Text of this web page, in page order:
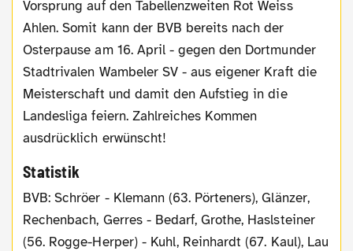
Vorsprung auf den Tabellenzweiten Rot Weiss
Ahlen. Somit kann der BVB bereits nach der
Osterpause am 16. April - gegen den Dortmunder
Stadtrivalen Wambeler SV - aus eigener Kraft die
Meisterschaft und damit den Aufstieg in die
Landesliga feiern. Zahlreiches Kommen
ausdrücklich erwünscht!
Statistik
BVB: Schröer - Klemann (63. Pörteners), Glänzer,
Rechenbach, Gerres - Bedarf, Grothe, Haslsteiner
(56. Rogge-Herper) - Kuhl, Reinhardt (67. Kaul), Lau